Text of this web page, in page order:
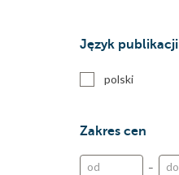
Język publikacji
polski
Zakres cen
–